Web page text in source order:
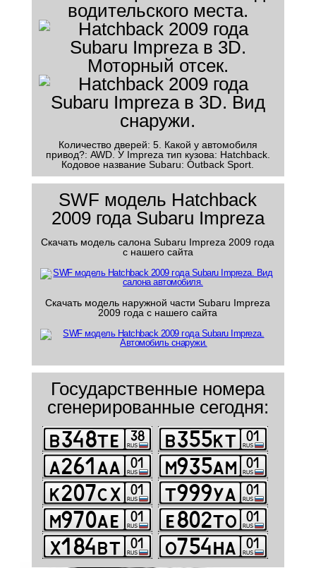
Количество дверей: 5. Какой у автомобиля
привод?: AWD. У Impreza тип кузова: Hatchback.
Кодовое название Subaru: Outback Sport.
SWF модель Hatchback
2009 года Subaru Impreza
Скачать модель салона Subaru Impreza 2009 года
с нашего сайта
Скачать модель наружной части Subaru Impreza
2009 года с нашего сайта
Государственные номера
сгенерированные сегодня: